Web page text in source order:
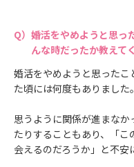
婚活をやめようと思っ
んな時だったか教えて
婚活をやめようと思った
た頃には何度もありました。
思うように関係が進まな
たりすることもあり、「
会えるのだろうか」と不安